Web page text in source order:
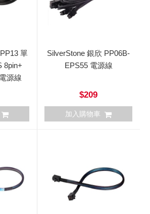
單
8pin+
源線
SilverStone 銀欣 PP06B-
EPS55 電源線
$209
加入購物車